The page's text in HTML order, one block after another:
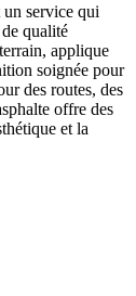
un service qui
qualité
applique
soignée pour
des routes, des
offre des
et la